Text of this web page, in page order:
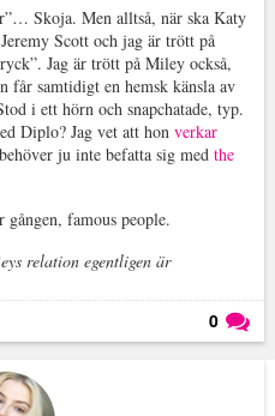
Skoja. Men alltså, när ska Katy
Scott och jag är trött på
Jag är trött på Miley också,
får samtidigt en hemsk känsla av
i ett hörn och snapchatade, typ.
Diplo? Jag vet att hon verkar
ju inte befatta sig med the
famous people.
relation egentligen är
0